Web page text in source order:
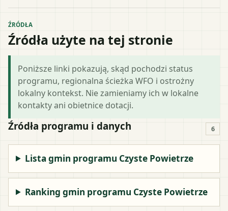
ŹRÓDŁA
Źródła użyte na tej stronie
Poniższe linki pokazują, skąd pochodzi status
programu, regionalna ścieżka WFO i ostrożny
lokalny kontekst. Nie zamieniamy ich w lokalne
kontakty ani obietnice dotacji.
Źródła programu i danych 6
Lista gmin programu Czyste Powietrze
Ranking gmin programu Czyste Powietrze